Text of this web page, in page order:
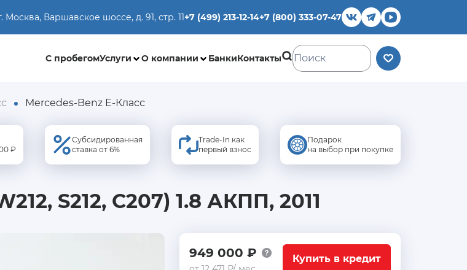
Москва, Варшавское шоссе, д. 91, стр. 11+7 (499) 213-12-14+7 (800) 333-07-47
С пробегомУслуги О компании БанкиКонтакты
Mercedes-Benz E-Класс
₽
Субсидированная
ставка от 6%
Trade-In как
первый взнос
Подарок
на выбор при покупке
S212, C207) 1.8 АКПП, 2011
949 000 ₽ Купить в кредит